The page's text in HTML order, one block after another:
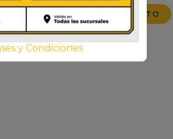
AÑADIR AL CARRITO
y Condiciones